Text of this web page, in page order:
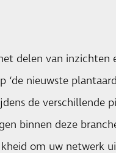
delen van inzichten
‘de nieuwste
de verschillende
binnen deze
om uw netwerk